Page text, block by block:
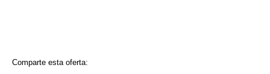
Comparte esta oferta: